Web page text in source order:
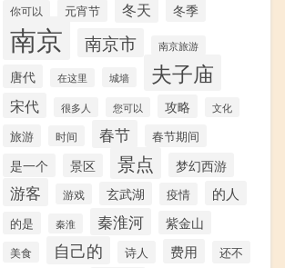
你可以 元宵节 冬天 冬季
南京 南京市 南京旅游
唐代 在这里 城墙 夫子庙
宋代 很多人 您可以 攻略 文化
旅游 时间 春节 春节期间
是一个 景区 景点 梦幻西游
游客 游戏 玄武湖 疫情 的人
的是 秦淮 秦淮河 紫金山
美食 自己的 诗人 费用 还不